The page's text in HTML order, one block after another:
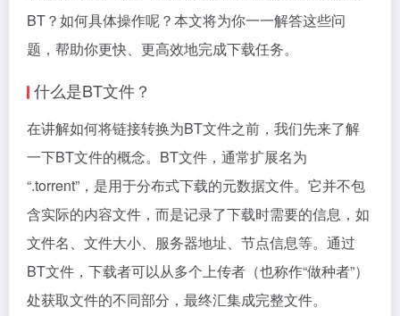
BT？如何具体操作呢？本文将为你一一解答这些问
题，帮助你更快、更高效地完成下载任务。
什么是BT文件？
在讲解如何将链接转换为BT文件之前，我们先来了解
一下BT文件的概念。BT文件，通常扩展名为
“.torrent”，是用于分布式下载的元数据文件。它并不包
含实际的内容文件，而是记录了下载时需要的信息，如
文件名、文件大小、服务器地址、节点信息等。通过
BT文件，下载者可以从多个上传者（也称作“做种者”）
处获取文件的不同部分，最终汇集成完整文件。